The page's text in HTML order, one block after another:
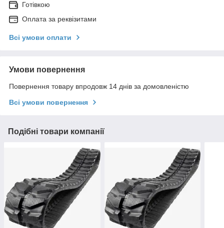
Готівкою
Оплата за реквізитами
Всі умови оплати
Умови повернення
Повернення товару впродовж 14 днів за домовленістю
Всі умови повернення
Подібні товари компанії